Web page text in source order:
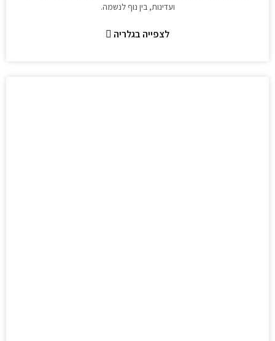
ועדינות, בין נוף לנשמה.
לצפייה בגלריה